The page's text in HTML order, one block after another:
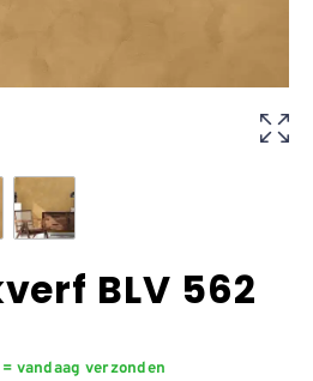
BLV 562
vandaag verzonden